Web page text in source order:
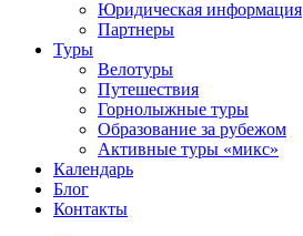
Юридическая информация
Партнеры
Туры
Велотуры
Путешествия
Горнолыжные туры
Образование за рубежом
Активные туры «микс»
Календарь
Блог
Контакты